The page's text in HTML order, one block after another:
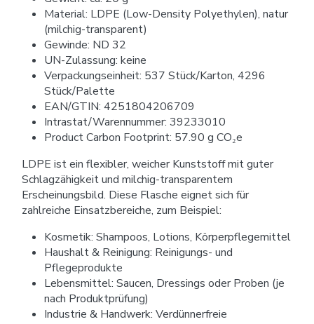
Material: LDPE (Low-Density Polyethylen), natur
(milchig-transparent)
Gewinde: ND 32
UN-Zulassung: keine
Verpackungseinheit: 537 Stück/Karton, 4296
Stück/Palette
EAN/GTIN: 4251804206709
Intrastat/Warennummer: 39233010
Product Carbon Footprint: 57.90 g CO₂e
LDPE ist ein flexibler, weicher Kunststoff mit guter
Schlagzähigkeit und milchig-transparentem
Erscheinungsbild. Diese Flasche eignet sich für
zahlreiche Einsatzbereiche, zum Beispiel:
Kosmetik: Shampoos, Lotions, Körperpflegemittel
Haushalt & Reinigung: Reinigungs- und
Pflegeprodukte
Lebensmittel: Saucen, Dressings oder Proben (je
nach Produktprüfung)
Industrie & Handwerk: Verdünnerfreie